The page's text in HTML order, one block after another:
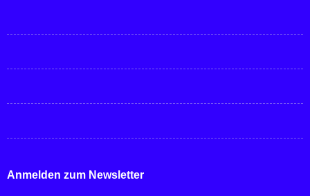
Anmelden zum Newsletter